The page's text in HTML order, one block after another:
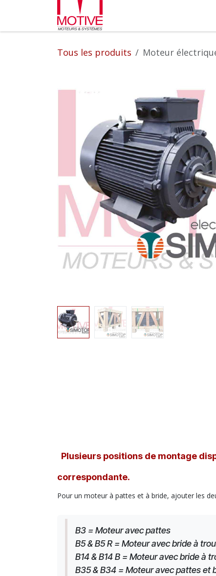
Se rendre au contenu
Tous les produits Moteur
Plusieurs positions de montage
correspondante.
Pour un moteur à pattes et à bride, ajouter les
B3 = Moteur avec pattes
B5 & B5 R = Moteur avec bride à
B14 & B14 B = Moteur avec bride à
B35 & B34 = Moteur avec pattes et